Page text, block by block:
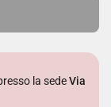
la sedeVia